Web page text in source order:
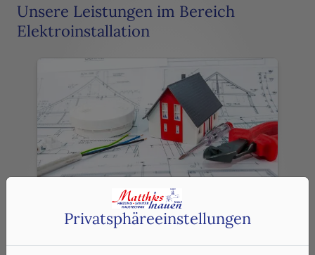
Unsere Leistungen im Bereich
Elektroinstallation
Planung
Privatsphäre­einstellungen